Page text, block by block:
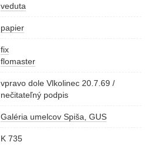
veduta
papier
fix
flomaster
vpravo dole Vlkolinec 20.7.69 /
nečitateľný podpis
Galéria umelcov Spiša, GUS
K 735